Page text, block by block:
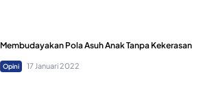
Membudayakan Pola Asuh Anak Tanpa Kekerasan
Opini 17 Januari 2022